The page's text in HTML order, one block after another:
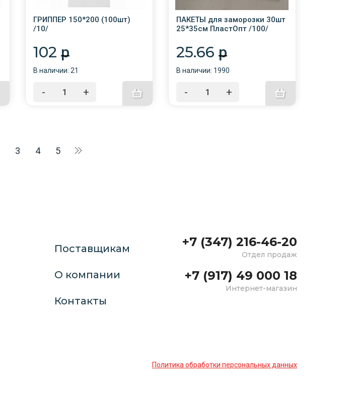
ГРИППЕР 150*200 (100шт)
/10/
102 p
В наличии: 21
- +
ПАКЕТЫ для заморозки 30шт
25*35см ПластОпт /100/
25.66 p
В наличии: 1990
- +
3 4 5
Поставщикам
О компании
Контакты
+7 (347) 216-46-20
Отдел продаж
+7 (917) 49 000 18
Интернет-магазин
Политика обработки персональных данных